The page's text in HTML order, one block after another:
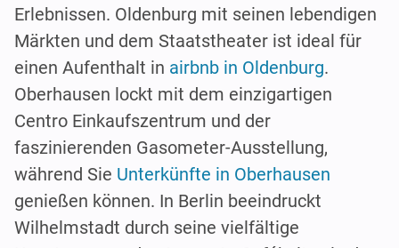
Erlebnissen. Oldenburg mit seinen lebendigen
Märkten und dem Staatstheater ist ideal für
einen Aufenthalt in airbnb in Oldenburg.
Oberhausen lockt mit dem einzigartigen
Centro Einkaufszentrum und der
faszinierenden Gasometer-Ausstellung,
während Sie Unterkünfte in Oberhausen
genießen können. In Berlin beeindruckt
Wilhelmstadt durch seine vielfältige